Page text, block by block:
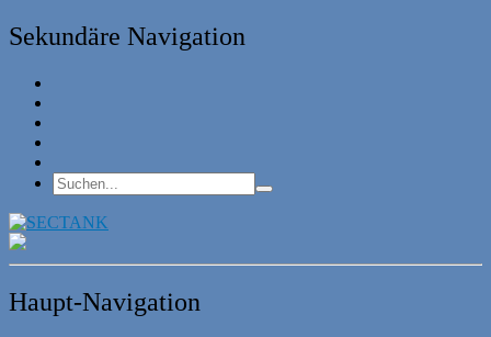
Sekundäre Navigation
Haupt-Navigation